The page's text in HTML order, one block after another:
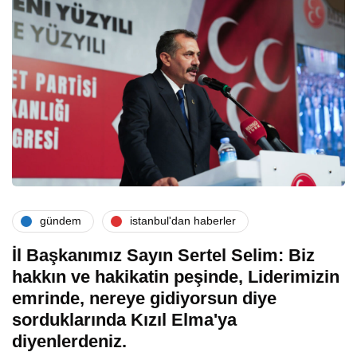
gündem i̇stanbul'dan haberler
İl Başkanımız Sayın Sertel Selim: Biz
hakkın ve hakikatin peşinde, Liderimizin
emrinde, nereye gidiyorsun diye
sorduklarında Kızıl Elma'ya
diyenlerdeniz.